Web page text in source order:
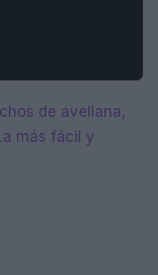
de avellana,
más fácil y